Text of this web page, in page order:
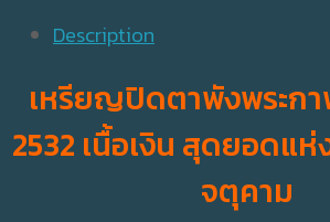
Description
เหรียญปิดตาพังพระก
2532 เนื้อเงิน สุดยอดแ
จตุคาม